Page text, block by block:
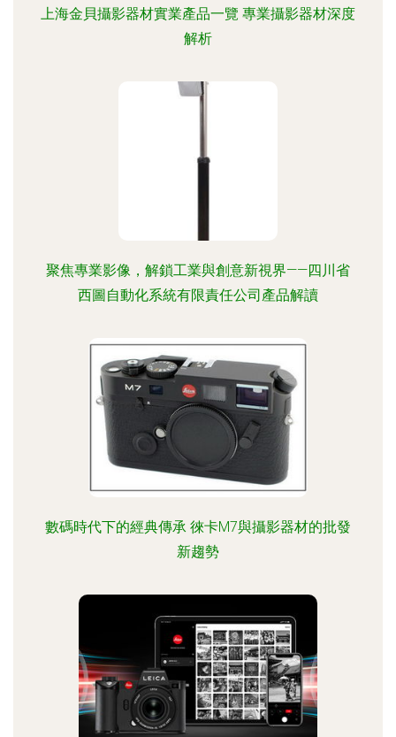
上海金貝攝影器材實業產品一覽 專業攝影器材深度
解析
聚焦專業影像，解鎖工業與創意新視界——四川省
西圖自動化系統有限責任公司產品解讀
數碼時代下的經典傳承 徠卡M7與攝影器材的批發
新趨勢